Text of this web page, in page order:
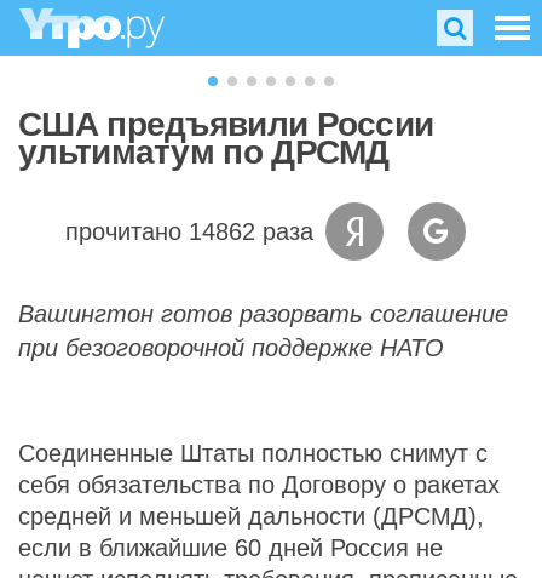
США предъявили России
ультиматум по ДРСМД
прочитано 14862 раза
Вашингтон готов разорвать соглашение
при безоговорочной поддержке НАТО
Соединенные Штаты полностью снимут с
себя обязательства по Договору о ракетах
средней и меньшей дальности (ДРСМД),
если в ближайшие 60 дней Россия не